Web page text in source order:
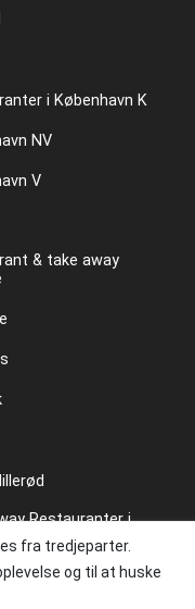
i København K
NV
V
& take away
Restauranter i
N
away i københavn
fra tredjeparter.
og til at huske